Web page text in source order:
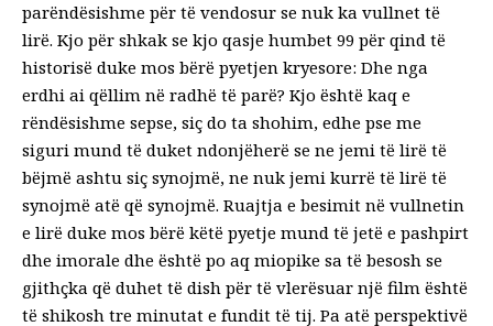
parëndësishme për të vendosur se nuk ka vullnet të
lirë. Kjo për shkak se kjo qasje humbet 99 për qind të
historisë duke mos bërë pyetjen kryesore: Dhe nga
erdhi ai qëllim në radhë të parë? Kjo është kaq e
rëndësishme sepse, siç do ta shohim, edhe pse me
siguri mund të duket ndonjëherë se ne jemi të lirë të
bëjmë ashtu siç synojmë, ne nuk jemi kurrë të lirë të
synojmë atë që synojmë. Ruajtja e besimit në vullnetin
e lirë duke mos bërë këtë pyetje mund të jetë e pashpirt
dhe imorale dhe është po aq miopike sa të besosh se
gjithçka që duhet të dish për të vlerësuar një film është
të shikosh tre minutat e fundit të tij. Pa atë perspektivë